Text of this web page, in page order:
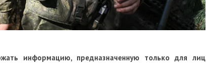
информацию, предназначенную только для лиц